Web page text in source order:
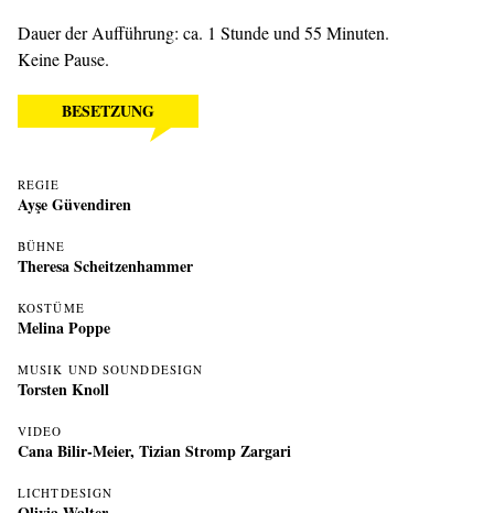
Dauer der Aufführung: ca. 1 Stunde und 55 Minuten.
Keine Pause.
BESETZUNG
REGIE
Ayşe Güvendiren
BÜHNE
Theresa Scheitzenhammer
KOSTÜME
Melina Poppe
MUSIK UND SOUNDDESIGN
Torsten Knoll
VIDEO
Cana Bilir-Meier, Tizian Stromp Zargari
LICHTDESIGN